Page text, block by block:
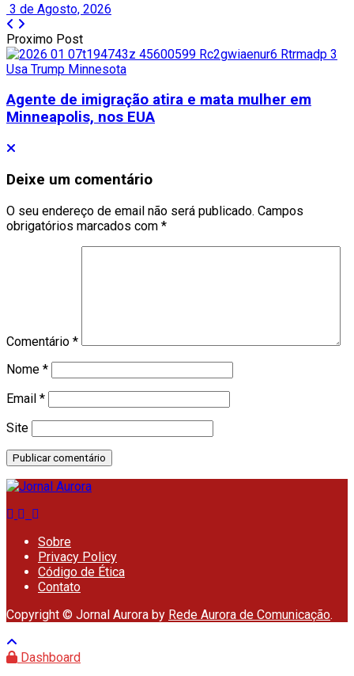
3 de Agosto, 2026
Proximo Post
Agente de imigração atira e mata mulher em
Minneapolis, nos EUA
Deixe um comentário
O seu endereço de email não será publicado. Campos
obrigatórios marcados com *
Comentário *
Nome *
Email *
Site
Sobre
Privacy Policy
Código de Ética
Contato
Copyright © Jornal Aurora by Rede Aurora de Comunicação.
Dashboard